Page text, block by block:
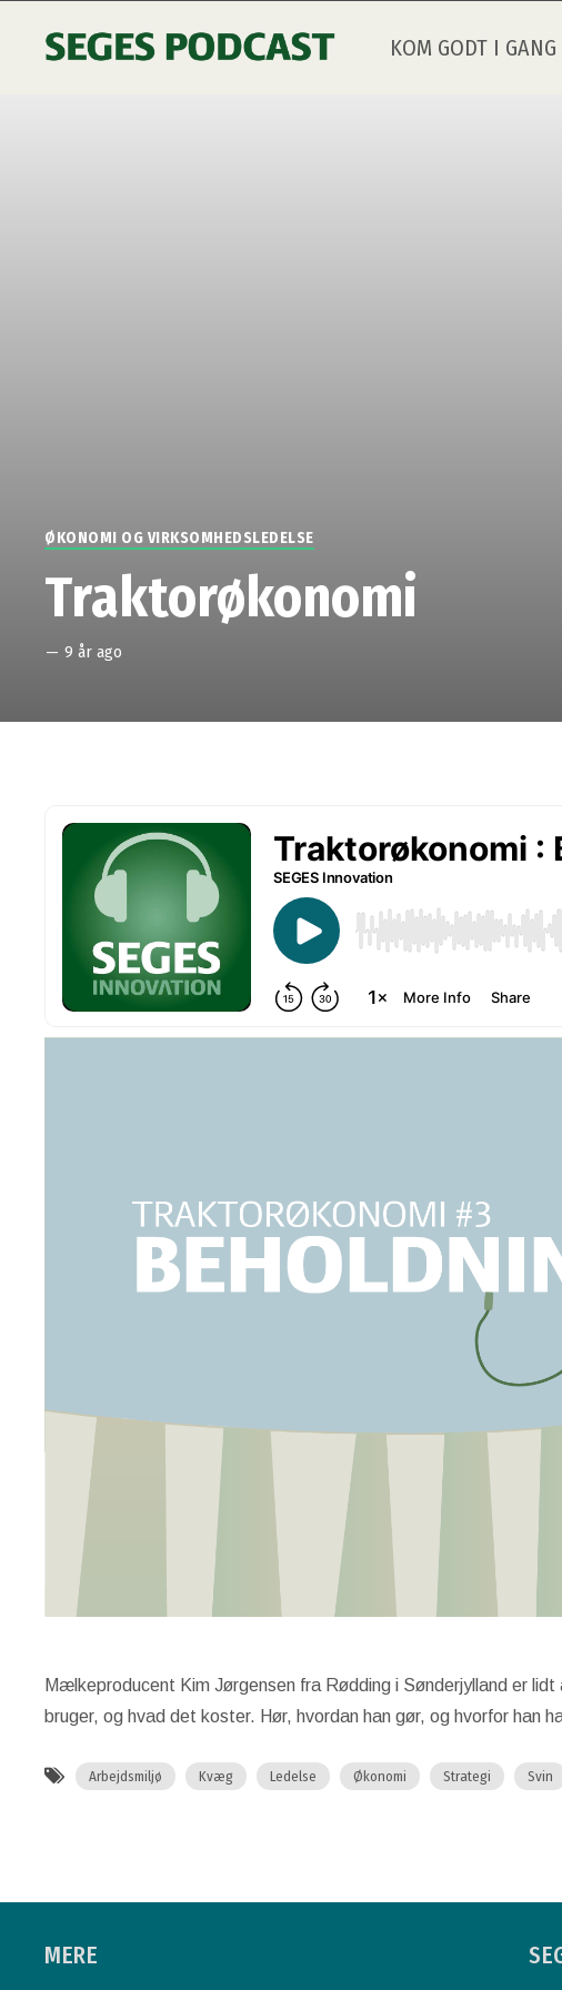
KOM GODT I GANG
ØKONOMI OG VIRKSOMHEDSLEDELSE
Traktorøkonomi
— 9 år ago
Mælkeproducent Kim Jørgensen fra Rødding i Sønderjylland er
bruger, og hvad det koster. Hør, hvordan han gør, og hvorfor han
Arbejdsmiljø Kvæg Ledelse Økonomi Strategi Svin
MERE